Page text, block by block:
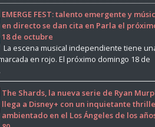
EMERGE FEST: talento emergente y
en directo se dan cita en Parla el
18 de octubre
La escena musical independiente tiene
en rojo. El próximo domingo 18 de
The Shards, la nueva serie de Ryan
llega a Disney+ con un inquietante
ambientado en el Los Ángeles de los